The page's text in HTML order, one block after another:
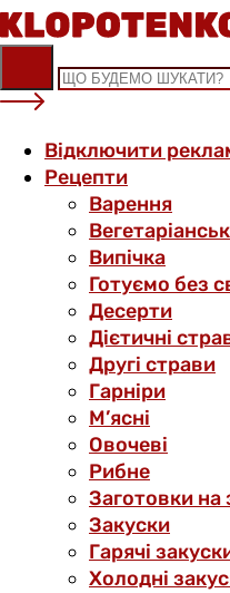
Skip
to
content
Відключити
Рецепти
Варення
Випічка
Готуємо без
Десерти
Дієтичні
Другі страви
Гарніри
М’ясні
Овочеві
Рибне
Заготовки на
Закуски
Гарячі
Холодні